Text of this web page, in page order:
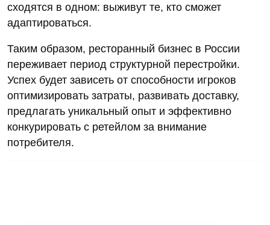
сходятся в одном: выживут те, кто сможет
адаптироваться.
Таким образом, ресторанный бизнес в России
переживает период структурной перестройки.
Успех будет зависеть от способности игроков
оптимизировать затраты, развивать доставку,
предлагать уникальный опыт и эффективно
конкурировать с ретейлом за внимание
потребителя.